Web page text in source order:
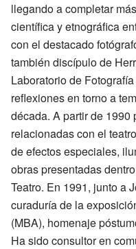
llegando a completar
científica y etnográfica
con el destacado
también discípulo de
Laboratorio de
reflexiones en torno a
década. A partir de
relacionadas con el
de efectos especiales,
obras presentadas
Teatro. En 1991, junto a
curaduría de la
(MBA), homenaje
Ha sido consultor en